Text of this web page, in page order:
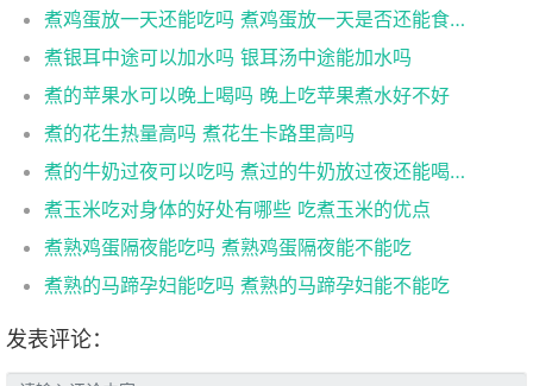
煮鸡蛋放一天还能吃吗 煮鸡蛋放一天是否还能食用
煮银耳中途可以加水吗 银耳汤中途能加水吗
煮的苹果水可以晚上喝吗 晚上吃苹果煮水好不好
煮的花生热量高吗 煮花生卡路里高吗
煮的牛奶过夜可以吃吗 煮过的牛奶放过夜还能喝吗
煮玉米吃对身体的好处有哪些 吃煮玉米的优点
煮熟鸡蛋隔夜能吃吗 煮熟鸡蛋隔夜能不能吃
煮熟的马蹄孕妇能吃吗 煮熟的马蹄孕妇能不能吃
发表评论：